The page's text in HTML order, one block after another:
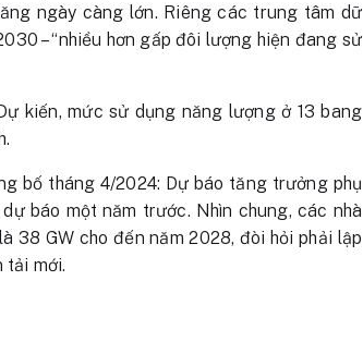
ngày càng lớn. Riêng các trung tâm dữ
– “nhiều hơn gấp đôi lượng hiện đang sử
kiến, ​​mức sử dụng năng lượng ở 13 bang
bố tháng 4/2024: Dự báo tăng trưởng phụ
báo một năm trước. Nhìn chung, các nhà
38 GW cho đến năm 2028, đòi hỏi phải lập
tải mới.